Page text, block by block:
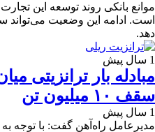
موانع بانکی روند توسعه این
است. ادامه این وضعیت می‌تواند
دهد.
1 سال پیش
مبادله بار ترانزیتی
سقف ۱۰ میلیون تن
1 سال پیش
مدیرعامل راه‌آهن گفت: با